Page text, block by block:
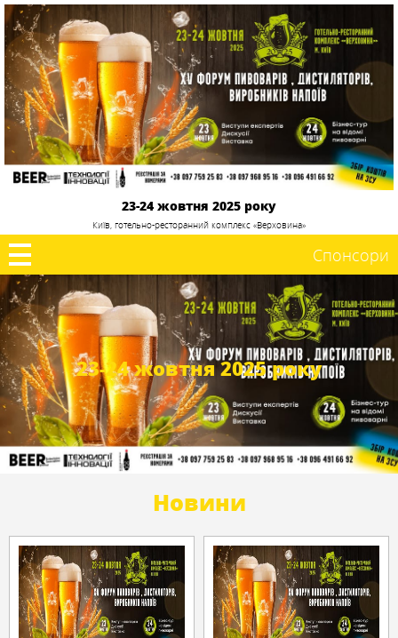
23-24 жовтня 2025 року
Київ, готельно-ресторанний комплекс «Верховина»
Спонсори
23-24 жовтня 2025 року
Новини